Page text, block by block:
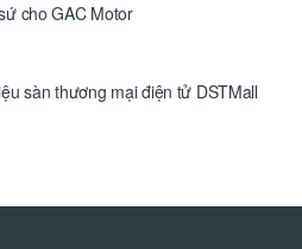
cho GAC Motor
sàn thương mại điện tử DSTMall